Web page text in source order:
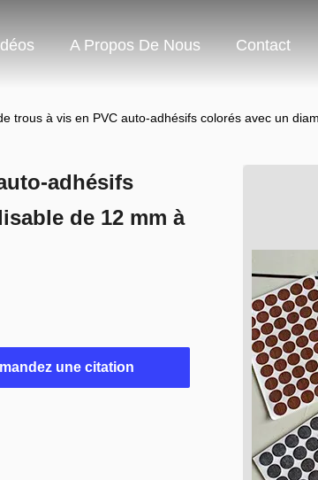
A Propos De Nous Contact
trous à vis en PVC auto-adhésifs colorés avec un
adhésifs
de 12 mm à
une citation